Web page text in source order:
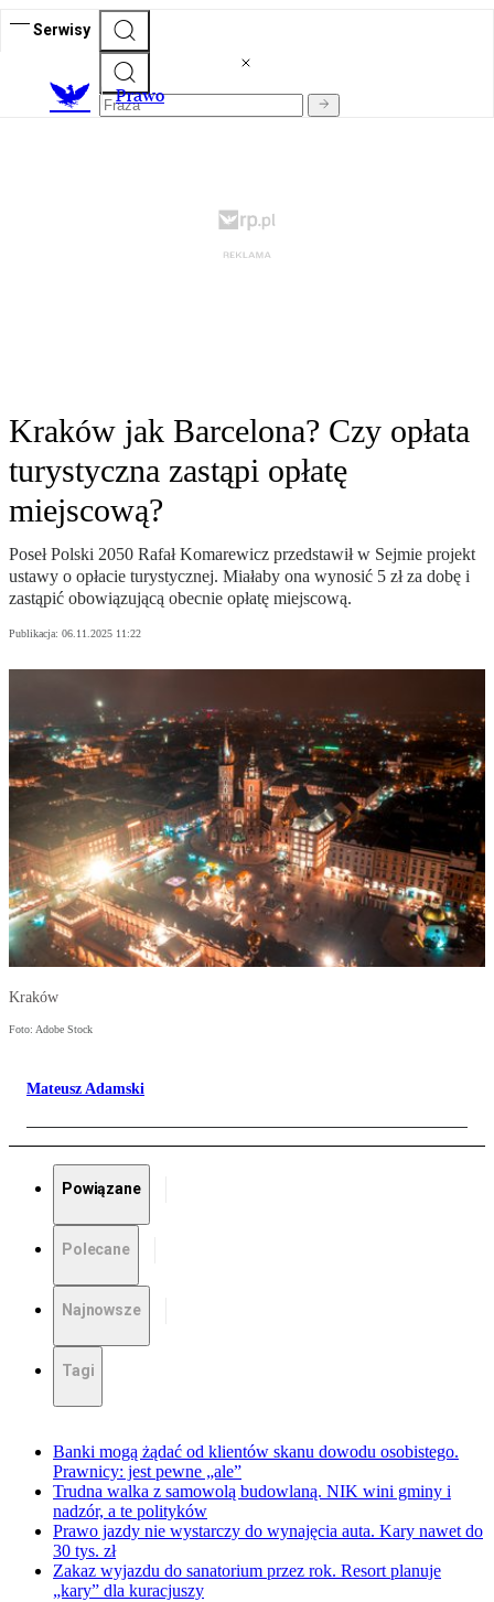
Serwisy
Prawo
Kraków jak Barcelona? Czy opłata
turystyczna zastąpi opłatę
miejscową?
Poseł Polski 2050 Rafał Komarewicz przedstawił w Sejmie projekt
ustawy o opłacie turystycznej. Miałaby ona wynosić 5 zł za dobę i
zastąpić obowiązującą obecnie opłatę miejscową.
Publikacja: 06.11.2025 11:22
Kraków
Foto: Adobe Stock
Mateusz Adamski
Powiązane
Polecane
Najnowsze
Tagi
Banki mogą żądać od klientów skanu dowodu osobistego.
Prawnicy: jest pewne „ale”
Trudna walka z samowolą budowlaną. NIK wini gminy i
nadzór, a te polityków
Prawo jazdy nie wystarczy do wynajęcia auta. Kary nawet do
30 tys. zł
Zakaz wyjazdu do sanatorium przez rok. Resort planuje
„kary” dla kuracjuszy